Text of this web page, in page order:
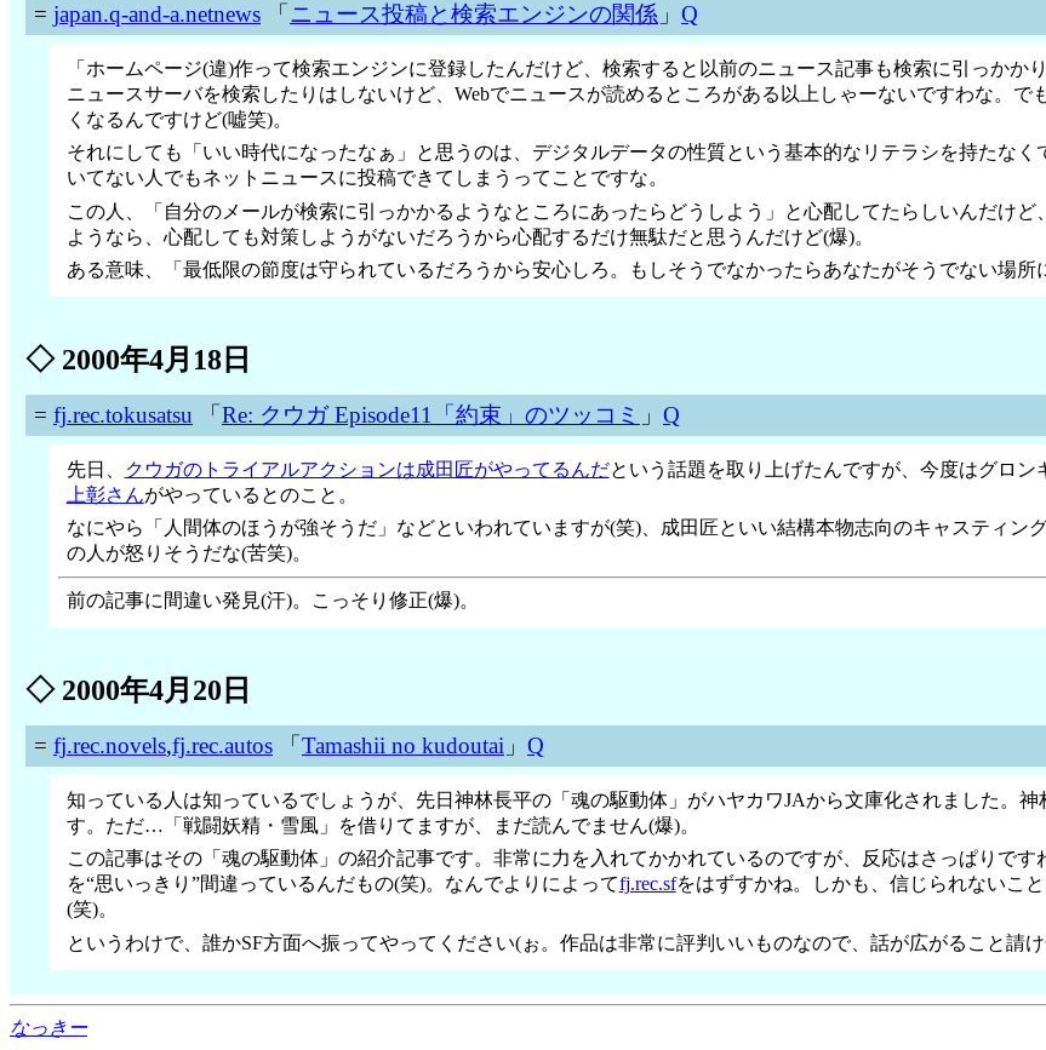
= japan.q-and-a.netnews「 ニュース投稿と検索エンジンの関係」 Q
「ホームページ(違)作って検索エンジンに登録したんだけど、検索すると以前のニュース記事も検索に引っか
ニュースサーバを検索したりはしないけど、Webでニュースが読めるところがある以上しゃーないですわな。で
くなるんですけど(嘘笑)。
それにしても「いい時代になったなぁ」と思うのは、デジタルデータの性質という基本的なリテラシを持たな
いてない人でもネットニュースに投稿できてしまうってことですな。
この人、「自分のメールが検索に引っかかるようなところにあったらどうしよう」と心配してたらしいんだけ
ようなら、心配しても対策しようがないだろうから心配するだけ無駄だと思うんだけど(爆)。
ある意味、「最低限の節度は守られているだろうから安心しろ。もしそうでなかったらあなたがそうでない場所
◇2000年4月18日
= fj.rec.tokusatsu 「 Re: クウガ Episode11「約束」のツッコミ 」 Q
先日、 クウガのトライアルアクションは成田匠がやってるんだという話題を取り上げたんですが、今度はグロン
上彰さんがやっているとのこと。
なにやら「人間体のほうが強そうだ」などといわれていますが(笑)、成田匠といい結構本物志向のキャスティ
の人が怒りそうだな(苦笑)。
前の記事に間違い発見(汗)。こっそり修正(爆)。
◇2000年4月20日
= fj.rec.novels,fj.rec.autos「 Tamashii no kudoutai」 Q
知っている人は知っているでしょうが、先日神林長平の「魂の駆動体」がハヤカワJAから文庫化されました。
す。ただ…「戦闘妖精・雪風」を借りてますが、まだ読んでません(爆)。
この記事はその「魂の駆動体」の紹介記事です。非常に力を入れてかかれているのですが、反応はさっぱりで
を“思いっきり”間違っているんだもの(笑)。なんでよりによってfj.rec.sfをはずすかね。しかも、信じられないこと
(笑)。
というわけで、誰かSF方面へ振ってやってください(ぉ。作品は非常に評判いいものなので、話が広がること請
なっきー